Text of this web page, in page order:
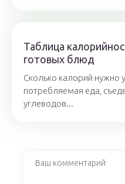
Таблица
готовых блюд
Сколько калорий нужно
потребляемая еда,
углеводов...